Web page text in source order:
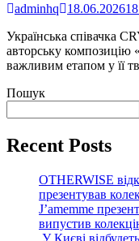
adminhq 18.06.2026
Українська співачка
авторську композицію
важливим етапом у її
Пошук
Recent Posts
OTHERWISE
презентував
J’amemme
випустив
У Києві